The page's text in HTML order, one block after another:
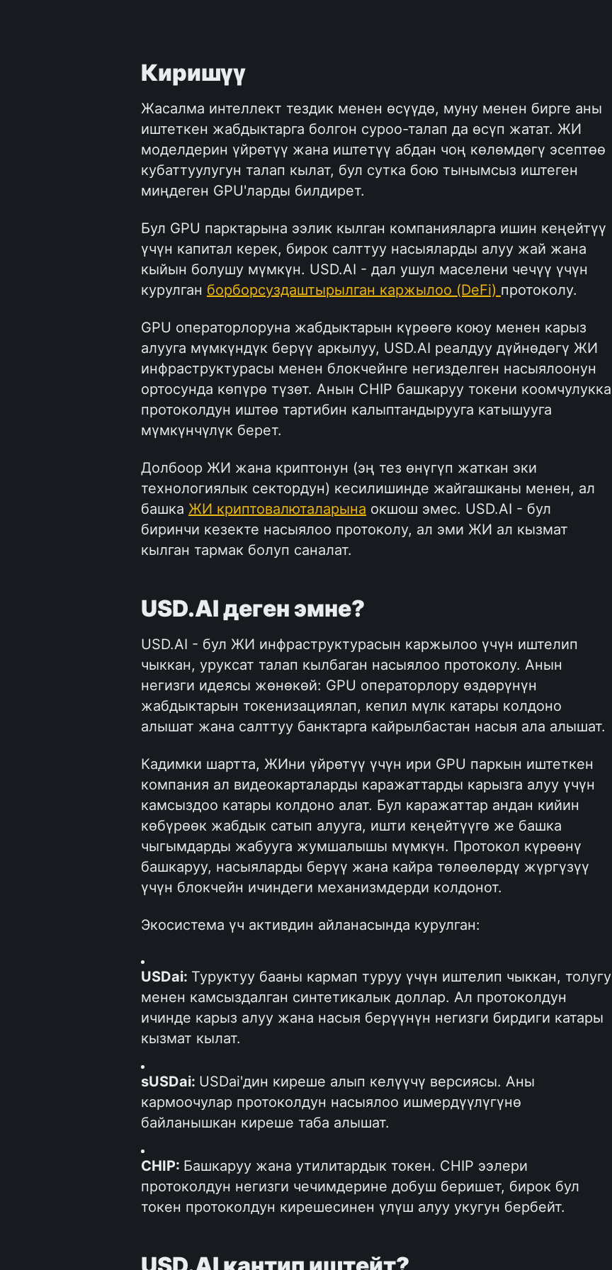
Киришүү
Жасалма интеллект тездик менен өсүүдө, муну менен бирге аны
иштеткен жабдыктарга болгон суроо-талап да өсүп жатат. ЖИ
моделдерин үйрөтүү жана иштетүү абдан чоң көлөмдөгү эсептөө
кубаттуулугун талап кылат, бул сутка бою тынымсыз иштеген
миңдеген GPU'ларды билдирет.
Бул GPU парктарына ээлик кылган компанияларга ишин кеңейтүү
үчүн капитал керек, бирок салттуу насыяларды алуу жай жана
кыйын болушу мүмкүн. USD.AI - дал ушул маселени чечүү үчүн
курулган борборсуздаштырылган каржылоо (DeFi) протоколу.
GPU операторлоруна жабдыктарын күрөөгө коюу менен карыз
алууга мүмкүндүк берүү аркылуу, USD.AI реалдуу дүйнөдөгү ЖИ
инфраструктурасы менен блокчейнге негизделген насыялоонун
ортосунда көпүрө түзөт. Анын CHIP башкаруу токени коомчулукка
протоколдун иштөө тартибин калыптандырууга катышууга
мүмкүнчүлүк берет.
Долбоор ЖИ жана криптонун (эң тез өнүгүп жаткан эки
технологиялык сектордун) кесилишинде жайгашканы менен, ал
башка ЖИ криптовалюталарына окшош эмес. USD.AI - бул
биринчи кезекте насыялоо протоколу, ал эми ЖИ ал кызмат
кылган тармак болуп саналат.
USD.AI деген эмне?
USD.AI - бул ЖИ инфраструктурасын каржылоо үчүн иштелип
чыккан, уруксат талап кылбаган насыялоо протоколу. Анын
негизги идеясы жөнөкөй: GPU операторлору өздөрүнүн
жабдыктарын токенизациялап, кепил мүлк катары колдоно
алышат жана салттуу банктарга кайрылбастан насыя ала алышат.
Кадимки шартта, ЖИни үйрөтүү үчүн ири GPU паркын иштеткен
компания ал видеокарталарды каражаттарды карызга алуу үчүн
камсыздоо катары колдоно алат. Бул каражаттар андан кийин
көбүрөөк жабдык сатып алууга, ишти кеңейтүүгө же башка
чыгымдарды жабууга жумшалышы мүмкүн. Протокол күрөөнү
башкаруу, насыяларды берүү жана кайра төлөөлөрдү жүргүзүү
үчүн блокчейн ичиндеги механизмдерди колдонот.
Экосистема үч активдин айланасында курулган:
USDai: Туруктуу бааны кармап туруу үчүн иштелип чыккан, толугу
менен камсыздалган синтетикалык доллар. Ал протоколдун
ичинде карыз алуу жана насыя берүүнүн негизги бирдиги катары
кызмат кылат.
sUSDai: USDai'дин киреше алып келүүчү версиясы. Аны
кармоочулар протоколдун насыялоо ишмердүүлүгүнө
байланышкан киреше таба алышат.
CHIP: Башкаруу жана утилитардык токен. CHIP ээлери
протоколдун негизги чечимдерине добуш беришет, бирок бул
токен протоколдун кирешесинен үлүш алуу укугун бербейт.